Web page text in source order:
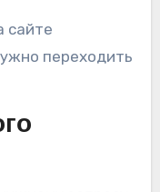
сайте
переходить